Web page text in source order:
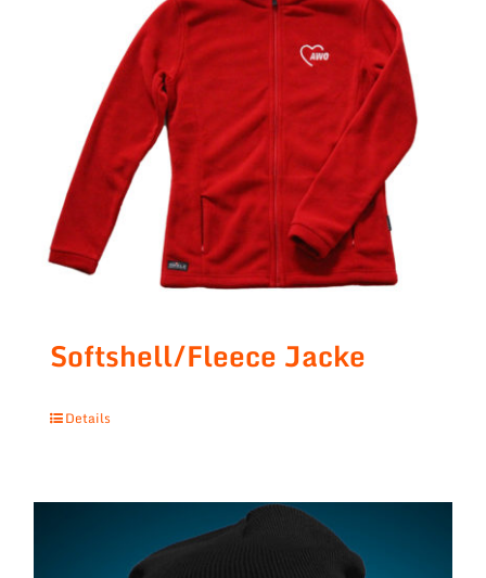
Softshell/Fleece Jacke
Details